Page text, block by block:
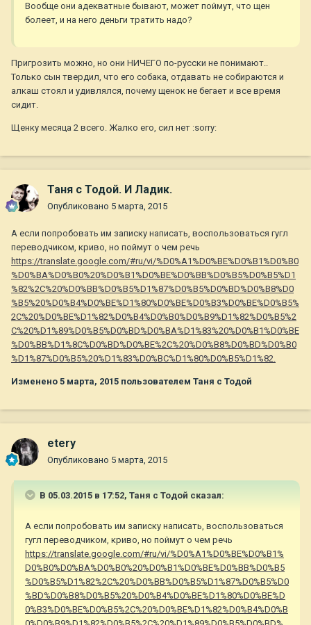
Вообще они адекватные бывают, может поймут, что щен
болеет, и на него деньги тратить надо?
Пригрозить можно, но они НИЧЕГО по-русски не понимают..
Только сын твердил, что его собака, отдавать не собираются и
алкаш стоял и удивлялся, почему щенок не бегает и все время
сидит.
Щенку месяца 2 всего. Жалко его, сил нет :sorry:
Таня с Тодой. И Ладик.
Опубликовано 5 марта, 2015
А если попробовать им записку написать, воспользоваться гугл
переводчиком, криво, но поймут о чем речь
https://translate.google.com/#ru/vi/%D0%A1%D0%BE%D0%B1%D0%B0
%D0%BA%D0%B0%20%D0%B1%D0%BE%D0%BB%D0%B5%D0%B5%D1
%82%2C%20%D0%BB%D0%B5%D1%87%D0%B5%D0%BD%D0%B8%D0
%B5%20%D0%B4%D0%BE%D1%80%D0%BE%D0%B3%D0%BE%D0%B5%
2C%20%D0%BE%D1%82%D0%B4%D0%B0%D0%B9%D1%82%D0%B5%2
C%20%D1%89%D0%B5%D0%BD%D0%BA%D1%83%20%D0%B1%D0%BE
%D0%BB%D1%8C%D0%BD%D0%BE%2C%20%D0%B8%D0%BD%D0%B0
%D1%87%D0%B5%20%D1%83%D0%BC%D1%80%D0%B5%D1%82.
Изменено 5 марта, 2015 пользователем Таня с Тодой
etery
Опубликовано 5 марта, 2015
В 05.03.2015 в 17:52, Таня с Тодой сказал:
А если попробовать им записку написать, воспользоваться
гугл переводчиком, криво, но поймут о чем речь
https://translate.google.com/#ru/vi/%D0%A1%D0%BE%D0%B1%
D0%B0%D0%BA%D0%B0%20%D0%B1%D0%BE%D0%BB%D0%B5
%D0%B5%D1%82%2C%20%D0%BB%D0%B5%D1%87%D0%B5%D0
%BD%D0%B8%D0%B5%20%D0%B4%D0%BE%D1%80%D0%BE%D
0%B3%D0%BE%D0%B5%2C%20%D0%BE%D1%82%D0%B4%D0%B